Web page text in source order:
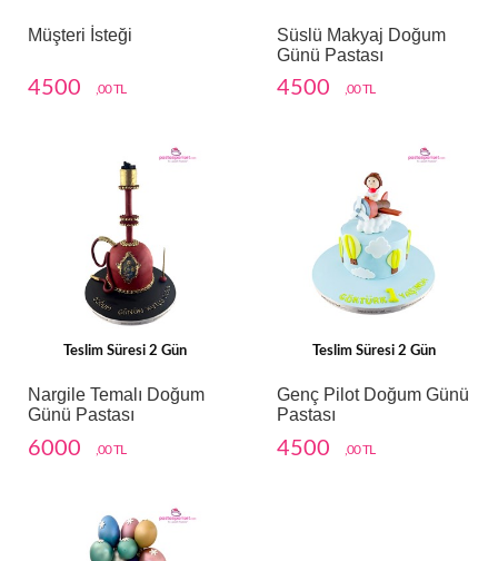
Müşteri İsteği
4500 ,00 TL
Süslü Makyaj Doğum
Günü Pastası
4500 ,00 TL
Teslim Süresi 2 Gün
Nargile Temalı Doğum
Günü Pastası
6000 ,00 TL
Teslim Süresi 2 Gün
Genç Pilot Doğum Günü
Pastası
4500 ,00 TL